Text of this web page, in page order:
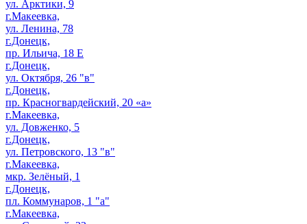
ул. Арктики, 9
г.Макеевка,
ул. Ленина, 78
г.Донецк,
пр. Ильича, 18 Е
г.Донецк,
ул. Октября, 26 "в"
г.Донецк,
пр. Красногвардейский, 20 «а»
г.Макеевка,
ул. Довженко, 5
г.Донецк,
ул. Петровского, 13 "в"
г.Макеевка,
мкр. Зелёный, 1
г.Донецк,
пл. Коммунаров, 1 "а"
г.Макеевка,